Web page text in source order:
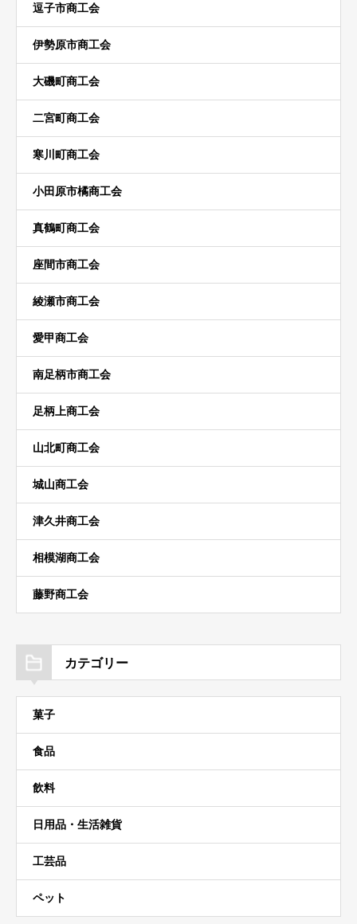
逗子市商工会
伊勢原市商工会
大磯町商工会
二宮町商工会
寒川町商工会
小田原市橘商工会
真鶴町商工会
座間市商工会
綾瀬市商工会
愛甲商工会
南足柄市商工会
足柄上商工会
山北町商工会
城山商工会
津久井商工会
相模湖商工会
藤野商工会
カテゴリー
菓子
食品
飲料
日用品・生活雑貨
工芸品
ペット